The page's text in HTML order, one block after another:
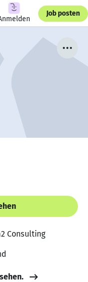
Job posten
Consulting